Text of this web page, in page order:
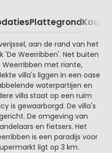
PlattegrondKaart
aan de rand van het
'De Weerribben'. Net buiten
met riante,
villa's liggen in een oase
waterpartijen en
villa staat op een ruim
is gewaarborgd. De villa's
De omgeving van
en fietsers. Het
is een paradijs voor
ligt op 3 km.